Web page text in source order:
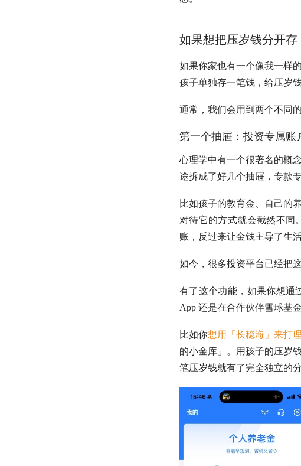
如果想把压岁钱分开存
如果你家也有一个像我一样
孩子单独存一笔钱，给压岁
通常，我们会用到两个不同
第一个抽屉：投资专属账
心理学中有一个很著名的概
途拆成了好几个抽屉，专款专
比如孩子的教育金、自己的
对待它的方式就会截然不同
账，反过来让金钱主导了生活
如今，很多投资平台已经把
有了这个功能，如果你想通
App 还是在合作伙伴雪球基
比如你想用「长稳海」来打
的小金库」。用孩子的压岁
笔压岁钱就有了完全独立的